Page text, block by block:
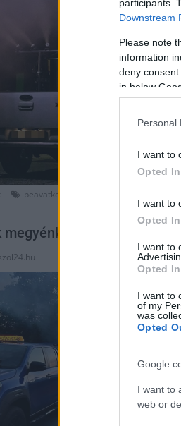
participants.
Downstream
Please note
information
deny
in below
Personal
I want to
Opted In
I want to
Opted In
I want to
Opted In
I want to
of my
was
Opted
Google
I want to
web or
beavatkozás
a szúnyogok